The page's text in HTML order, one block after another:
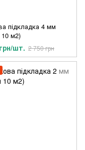
підкладка 4 мм
м2)
шт. 2 750 грн